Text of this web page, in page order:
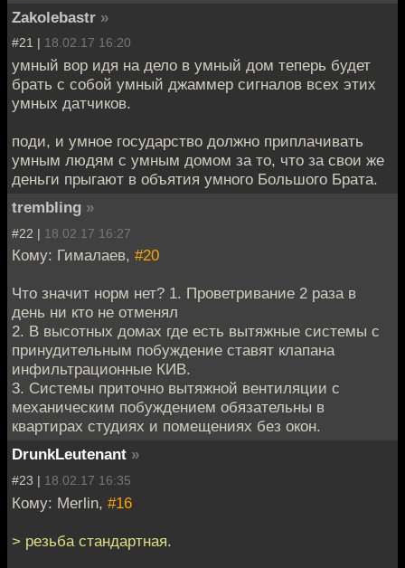
Zakolebastr »
#21 | 18.02.17 16:20
умный вор идя на дело в умный дом теперь будет
брать с собой умный джаммер сигналов всех этих
умных датчиков.
поди, и умное государство должно приплачивать
умным людям с умным домом за то, что за свои же
деньги прыгают в объятия умного Большого Брата.
trembling »
#22 | 18.02.17 16:27
Кому: Гималаев, #20
Что значит норм нет? 1. Проветривание 2 раза в
день ни кто не отменял
2. В высотных домах где есть вытяжные системы с
принудительным побуждение ставят клапана
инфильтрационные КИВ.
3. Системы приточно вытяжной вентиляции с
механическим побуждением обязательны в
квартирах студиях и помещениях без окон.
DrunkLeutenant »
#23 | 18.02.17 16:35
Кому: Merlin, #16
> резьба стандартная.